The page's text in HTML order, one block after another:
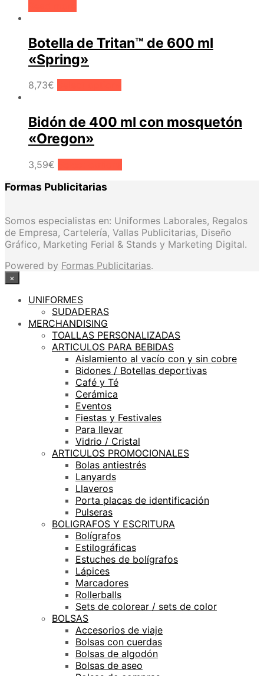
Botella de Tritan™ de 600 ml
«Spring»
8,73€
Bidón de 400 ml con mosquetón
«Oregon»
3,59€
Formas Publicitarias
Somos especialistas en: Uniformes Laborales, Regalos
de Empresa, Cartelería, Vallas Publicitarias, Diseño
Gráfico, Marketing Ferial & Stands y Marketing Digital.
Powered by Formas Publicitarias.
×
UNIFORMES
SUDADERAS
MERCHANDISING
TOALLAS PERSONALIZADAS
ARTICULOS PARA BEBIDAS
Aislamiento al vacío con y sin cobre
Bidones / Botellas deportivas
Café y Té
Cerámica
Eventos
Fiestas y Festivales
Para llevar
Vidrio / Cristal
ARTICULOS PROMOCIONALES
Bolas antiestrés
Lanyards
Llaveros
Porta placas de identificación
Pulseras
BOLIGRAFOS Y ESCRITURA
Bolígrafos
Estilográficas
Estuches de bolígrafos
Lápices
Marcadores
Rollerballs
Sets de colorear / sets de color
BOLSAS
Accesorios de viaje
Bolsas con cuerdas
Bolsas de algodón
Bolsas de aseo